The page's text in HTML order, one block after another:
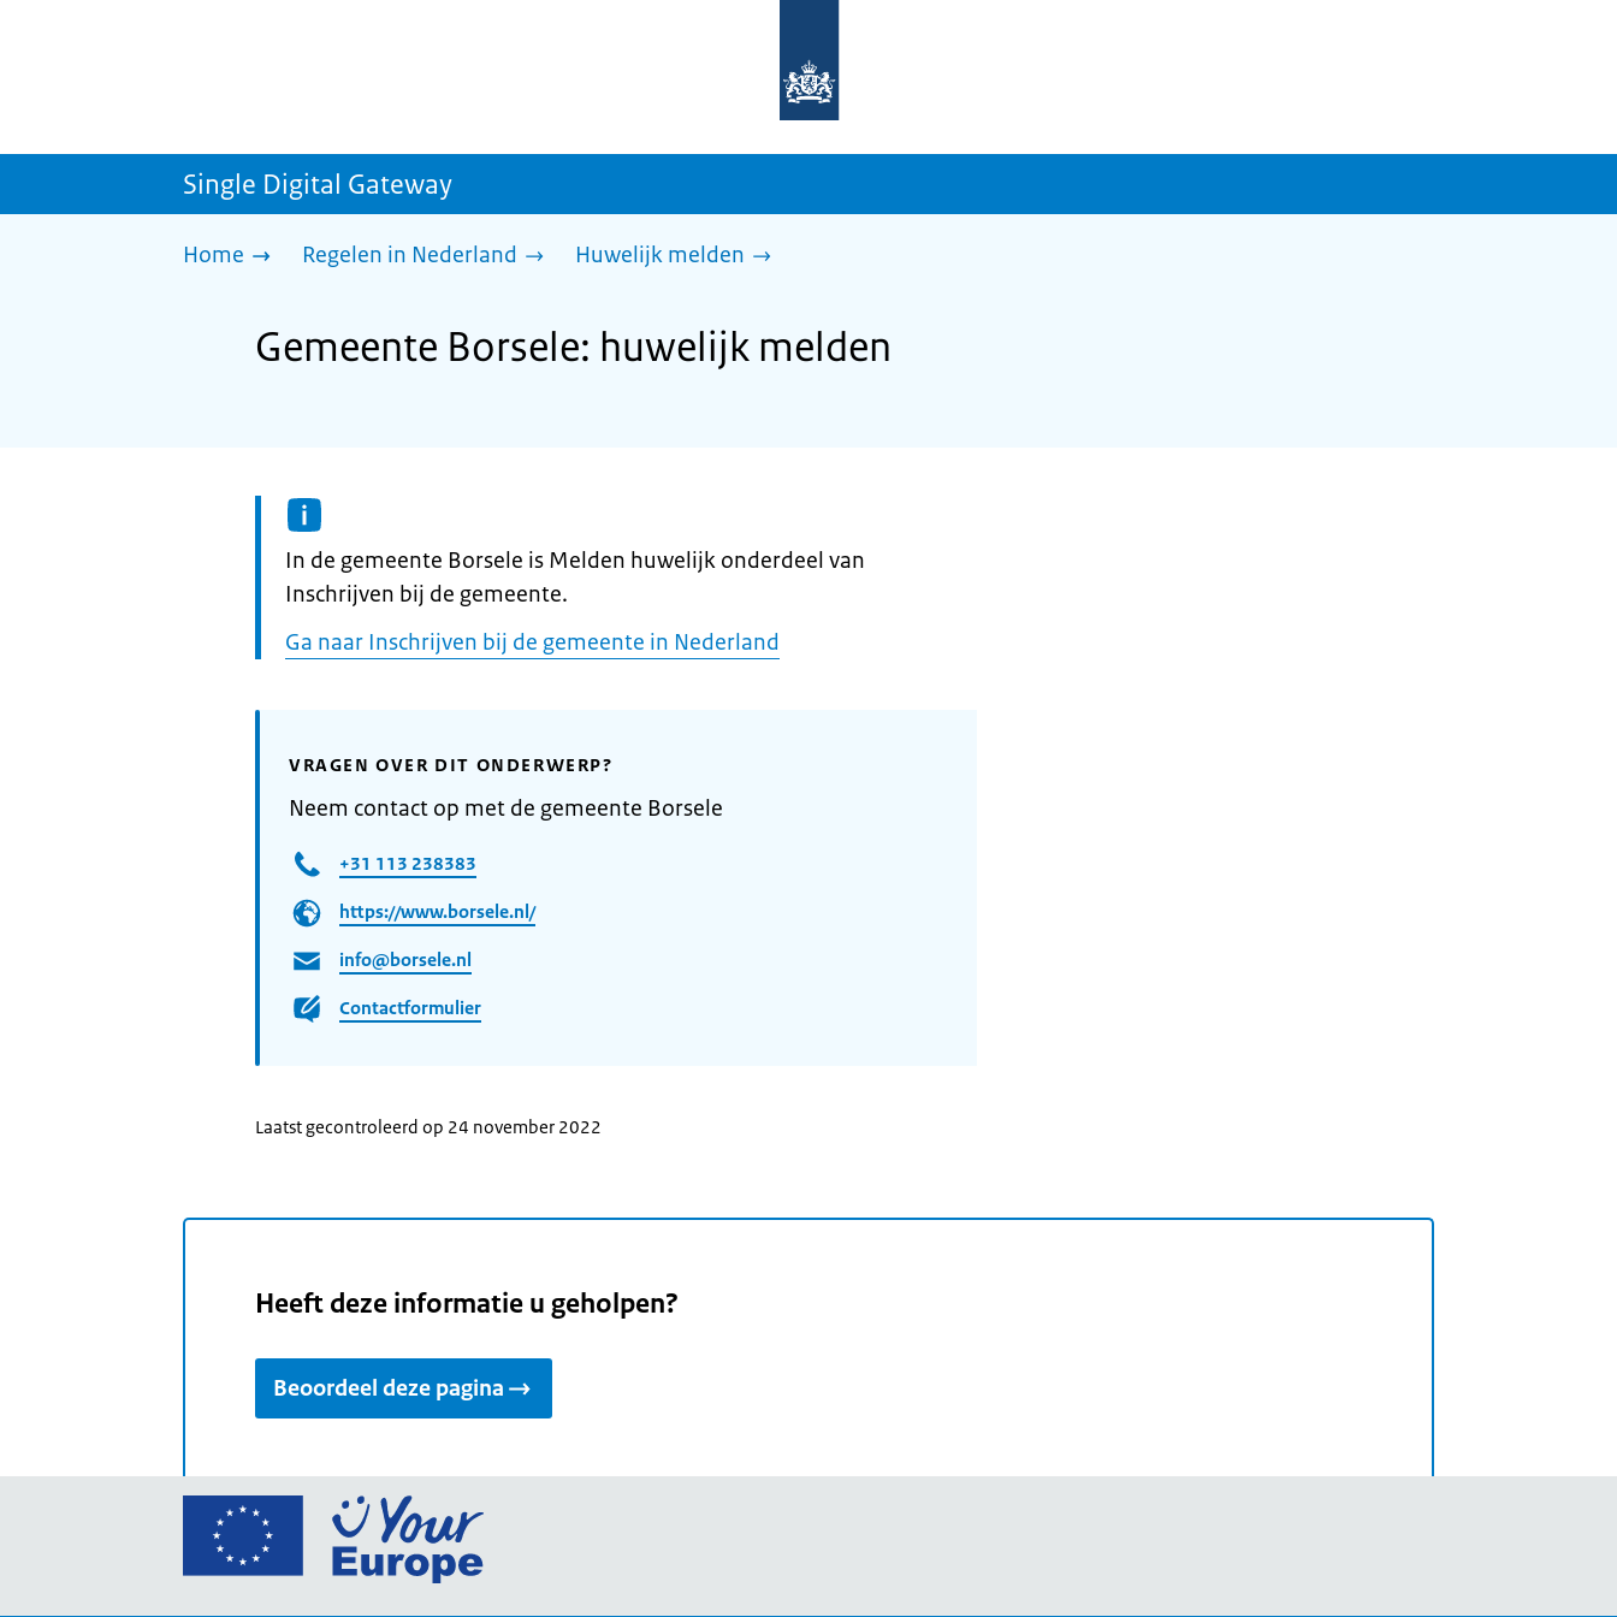
homepage
sdg.rijksoverheid.nl
Single Digital Gateway
Home Regelen in Nederland Huwelijk melden
Gemeente Borsele: huwelijk melden
Informatie:
In de gemeente Borsele is Melden huwelijk onderdeel van
Inschrijven bij de gemeente.
Ga naar Inschrijven bij de gemeente in Nederland
VRAGEN OVER DIT ONDERWERP?
Neem contact op met de gemeente Borsele
+31 113 238383
https://www.borsele.nl/
info@borsele.nl
Contactformulier
Laatst gecontroleerd op 24 november 2022
Heeft deze informatie u geholpen?
Beoordeel deze pagina
Ga